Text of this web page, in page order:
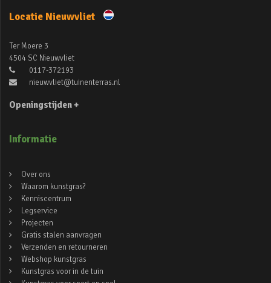
Locatie Nieuwvliet
Ter Moere 3
4504 SC Nieuwvliet
0117-372193
nieuwvliet@tuinenterras.nl
Openingstijden +
Informatie
Over ons
Waarom kunstgras?
Kenniscentrum
Legservice
Projecten
Gratis stalen aanvragen
Verzenden en retourneren
Webshop kunstgras
Kunstgras voor in de tuin